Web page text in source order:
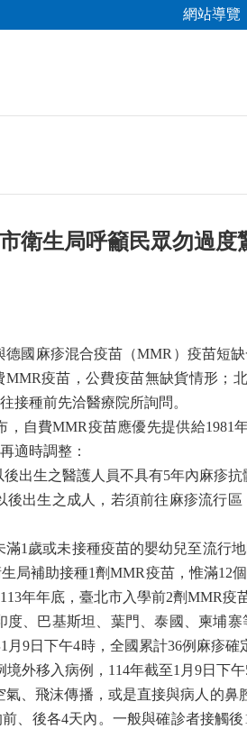
網站導覽
衛生局呼籲民眾勿過度
德國麻疹混合疫苗（MMR ）疫苗短
MMR疫苗，公費疫苗無缺貨情形；
接種前先洽醫療院所詢問。
，自費MMR疫苗應優先提供給1981
適時調整：
後出生之醫護人員不具有5年內麻疹抗
後出生之成人，若須前往麻疹流行
滿1 歲或未接種疫苗的嬰幼兒至流行
局補助接種1劑MMR疫苗，惟滿12
113年年底，臺北市入學前2劑MMR疫
、巴基斯坦、葉門、泰國、柬埔
1 月9日下午4時，全國累計36例麻疹確
境外移入病例， 114年截至1 月 9日下午
、飛沫傳播，或是直接與病人的鼻
、後各4天內。一般與確診者接觸後